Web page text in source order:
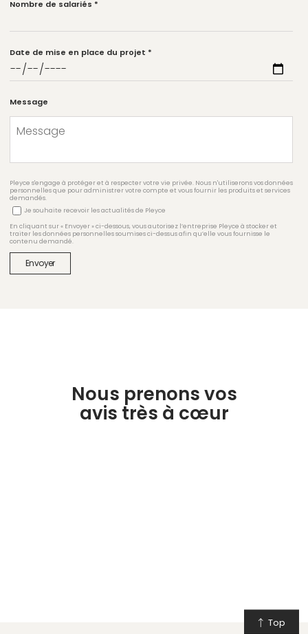
Nombre de salariés *
Date de mise en place du projet *
Message
Pleyce s'engage à protéger et à respecter votre vie privée. Nous n'utiliserons vos données
personnelles que pour administrer votre compte et vous fournir les produits et services
demandés.
Je souhaite recevoir les actualités de Pleyce
En cliquant sur « Envoyer » ci-dessous, vous autorisez l’entreprise Pleyce à stocker et
traiter les données personnelles soumises ci-dessus afin qu’elle vous fournisse le
contenu demandé.
Nous prenons vos
avis très à cœur
Top